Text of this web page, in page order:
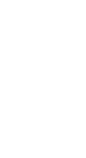
капитала